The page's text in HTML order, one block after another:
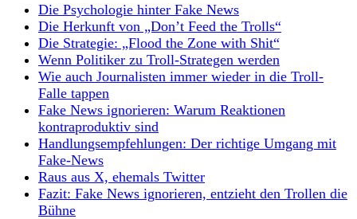
Die Psychologie hinter Fake News
Die Herkunft von „Don’t Feed the Trolls“
Die Strategie: „Flood the Zone with Shit“
Wenn Politiker zu Troll-Strategen werden
Wie auch Journalisten immer wieder in die Troll-
Falle tappen
Fake News ignorieren: Warum Reaktionen
kontraproduktiv sind
Handlungsempfehlungen: Der richtige Umgang mit
Fake-News
Raus aus X, ehemals Twitter
Fazit: Fake News ignorieren, entzieht den Trollen die
Bühne